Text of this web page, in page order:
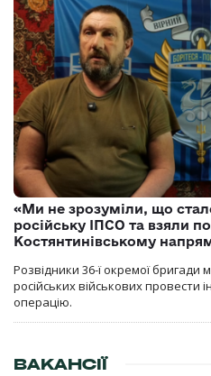
«Ми не зрозуміли, що
російську ІПСО та взяли
Костянтинівському
Розвідники 36-ї окремої бригади
російських військових провести
операцію.
ВАКАНСІЇ